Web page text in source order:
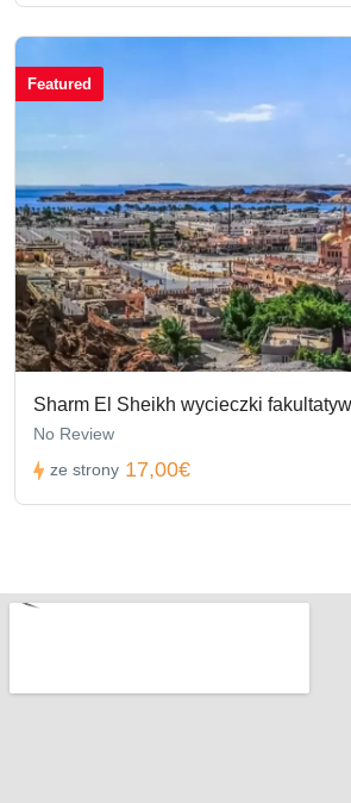
Featured
Sharm El Sheikh wycieczki
No Review
ze strony 17,00€